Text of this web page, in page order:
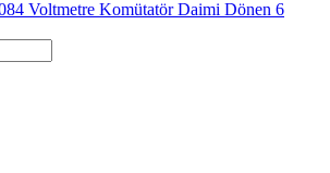
Voltmetre Komütatör Daimi Dönen 6